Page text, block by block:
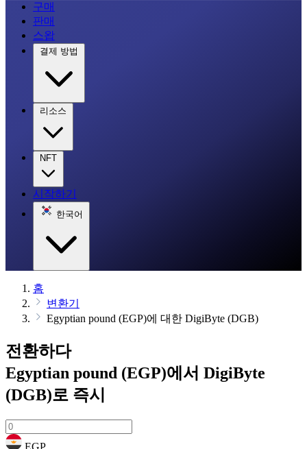
구매
판매
스왑
결제 방법
리소스
NFT
시작하기
한국어
홈
변환기
Egyptian pound (EGP)에 대한 DigiByte (DGB)
전환하다
Egyptian pound (EGP)에서 DigiByte
(DGB)로 즉시
EGP